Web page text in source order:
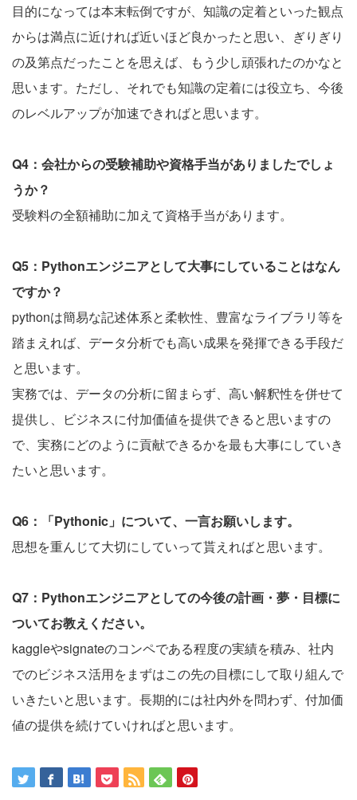
目的になっては本末転倒ですが、知識の定着といった観点
からは満点に近ければ近いほど良かったと思い、ぎりぎり
の及第点だったことを思えば、もう少し頑張れたのかなと
思います。ただし、それでも知識の定着には役立ち、今後
のレベルアップが加速できればと思います。
Q4：会社からの受験補助や資格手当がありましたでしょ
うか？
受験料の全額補助に加えて資格手当があります。
Q5：Pythonエンジニアとして大事にしていることはなん
ですか？
pythonは簡易な記述体系と柔軟性、豊富なライブラリ等を
踏まえれば、データ分析でも高い成果を発揮できる手段だ
と思います。
実務では、データの分析に留まらず、高い解釈性を併せて
提供し、ビジネスに付加価値を提供できると思いますの
で、実務にどのように貢献できるかを最も大事にしていき
たいと思います。
Q6：「Pythonic」について、一言お願いします。
思想を重んじて大切にしていって貰えればと思います。
Q7：Pythonエンジニアとしての今後の計画・夢・目標に
ついてお教えください。
kaggleやsignateのコンペである程度の実績を積み、社内
でのビジネス活用をまずはこの先の目標にして取り組んで
いきたいと思います。長期的には社内外を問わず、付加価
値の提供を続けていければと思います。